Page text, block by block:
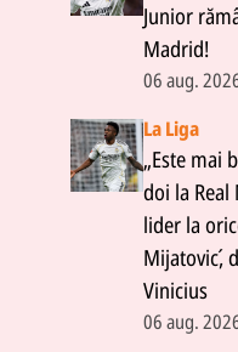
Junior
Madrid!
06 aug.
La Liga
„Este mai
doi la
lider la
Mijatović,
Vinicius
06 aug.